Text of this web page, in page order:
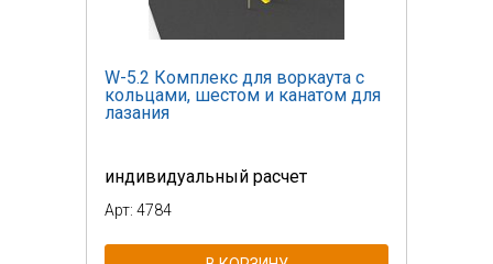
W-5.2 Комплекс для воркаута с
кольцами, шестом и канатом для
лазания
индивидуальный расчет
Арт: 4784